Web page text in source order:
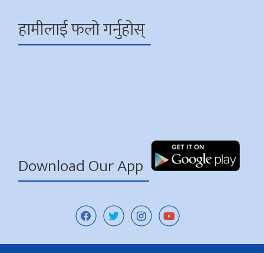
हामीलाई फलो गर्नुहोस्
Download Our App